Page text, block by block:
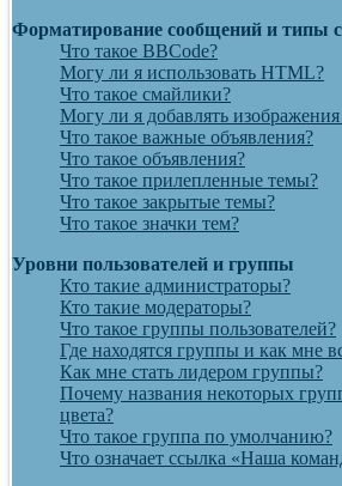
Форматирование сообщений и типы
Что такое BBCode?
Могу ли я использовать HTML?
Что такое смайлики?
Могу ли я добавлять
Что такое важные объявления?
Что такое объявления?
Что такое прилепленные темы?
Что такое закрытые темы?
Что такое значки тем?
Уровни пользователей и группы
Кто такие администраторы?
Кто такие модераторы?
Что такое группы пользователей?
Где находятся группы и как мне
Как мне стать лидером группы?
Почему названия некоторых
цвета?
Что такое группа по умолчанию?
Что означает ссылка «Наша